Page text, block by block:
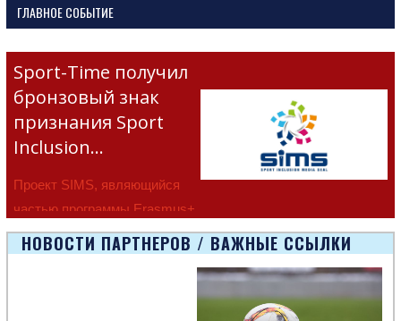
ГЛАВНОЕ СОБЫТИЕ
Sport-Time получил
бронзовый знак
признания Sport
Inclusion…
Проект SIMS, являющийся
частью программы Erasmus+
Европейско
НОВОСТИ ПАРТНЕРОВ / ВАЖНЫЕ ССЫЛКИ